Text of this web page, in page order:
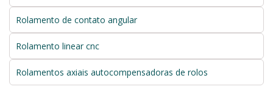
Rolamento de contato angular
Rolamento linear cnc
Rolamentos axiais autocompensadoras de rolos